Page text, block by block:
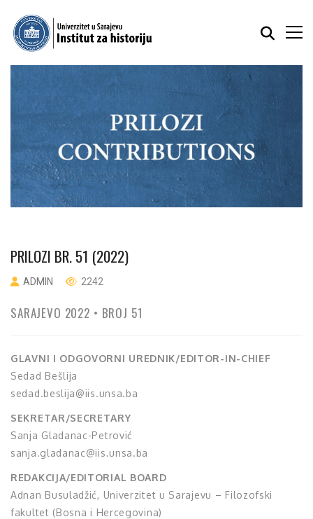
PRILOZI BR. 51 (2022)
ADMIN 2242
SARAJEVO 2022 • BROJ 51
GLAVNI I ODGOVORNI UREDNIK/EDITOR-IN-CHIEF
Sedad Bešlija
sedad.beslija@iis.unsa.ba
SEKRETAR/SECRETARY
Sanja Gladanac-Petrović
sanja.gladanac@iis.unsa.ba
REDAKCIJA/EDITORIAL BOARD
Adnan Busuladžić, Univerzitet u Sarajevu – Filozofski
fakultet (Bosna i Hercegovina)